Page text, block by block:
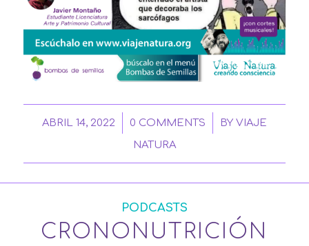
ABRIL 14, 2022
/ 0 COMMENTS
/ BY VIAJE
NATURA
PODCASTS
CRONONUTRICIÓN